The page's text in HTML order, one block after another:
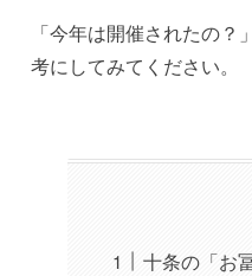
「今年は開催されたの
考にしてみてください。
十条の「お